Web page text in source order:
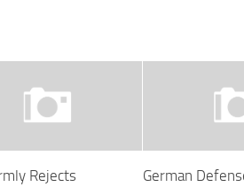
Rejects
German